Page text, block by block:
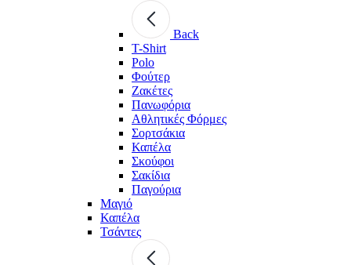
Back
T-Shirt
Polo
Φούτερ
Ζακέτες
Πανωφόρια
Αθλητικές Φόρμες
Σορτσάκια
Καπέλα
Σκούφοι
Σακίδια
Παγούρια
Μαγιό
Καπέλα
Τσάντες